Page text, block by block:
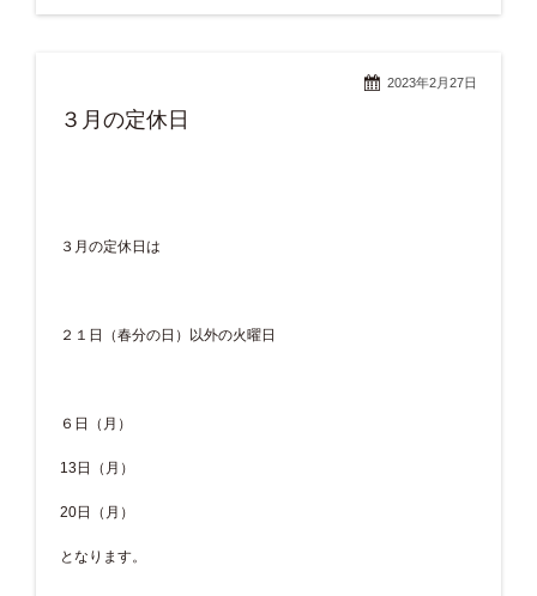
2023年2月27日
３月の定休日
３月の定休日は
２１日（春分の日）以外の火曜日
６日（月）
13日（月）
20日（月）
となります。